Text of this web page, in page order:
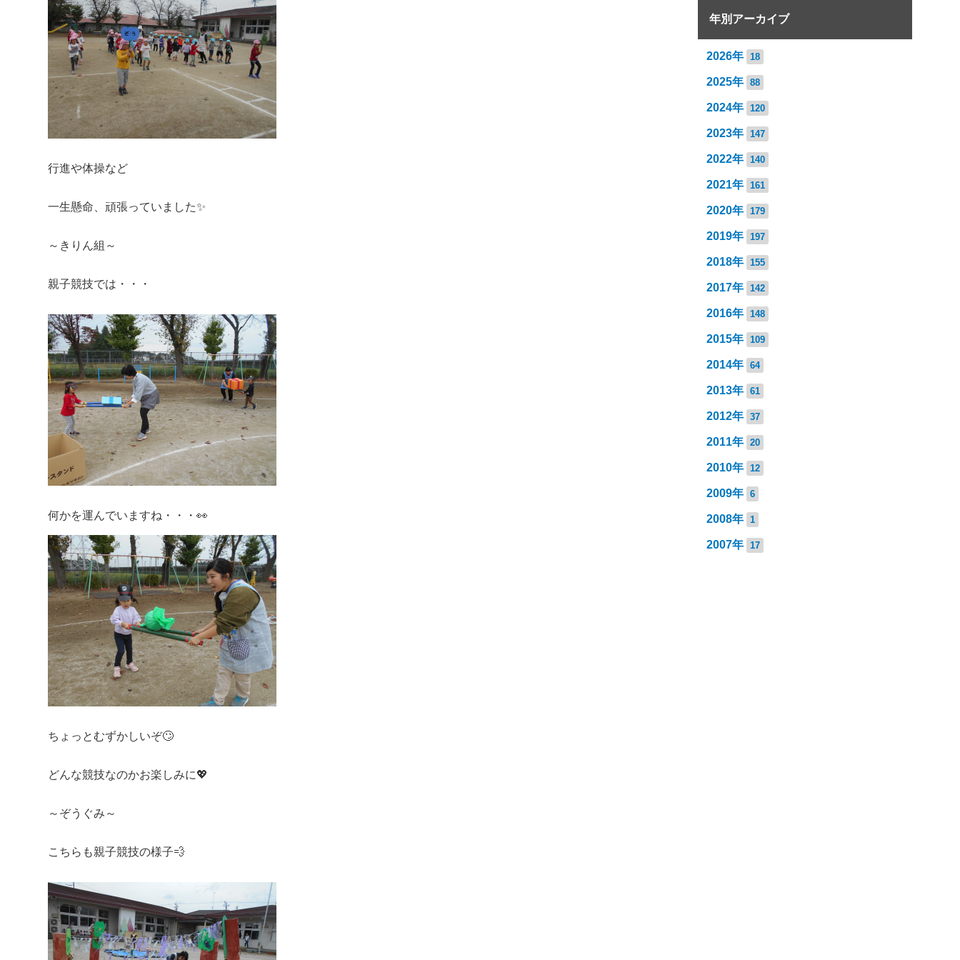
行進や体操など
一生懸命、頑張っていました✨
～きりん組～
親子競技では・・・
何かを運んでいますね・・・👀
ちょっとむずかしいぞ🙄
どんな競技なのかお楽しみに💖
～ぞうぐみ～
こちらも親子競技の様子💨
年別アーカイブ
2026年 18
2025年 88
2024年 120
2023年 147
2022年 140
2021年 161
2020年 179
2019年 197
2018年 155
2017年 142
2016年 148
2015年 109
2014年 64
2013年 61
2012年 37
2011年 20
2010年 12
2009年 6
2008年 1
2007年 17